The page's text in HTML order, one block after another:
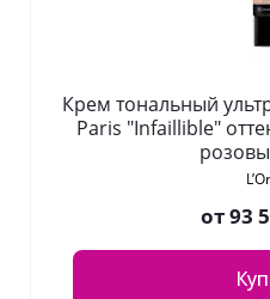
Крем тональный
Paris "Infaillible"
от93